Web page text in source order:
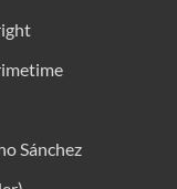
Sánchez